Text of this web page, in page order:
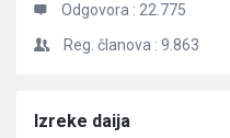
Odgovora : 22.775
Reg. članova : 9.863
Članci
Izreke daija